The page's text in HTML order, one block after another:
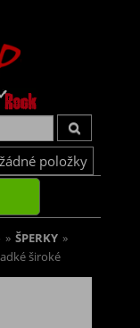
položky
» ŠPERKY »
široké